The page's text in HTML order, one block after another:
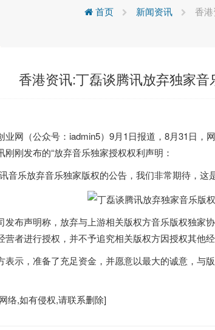
首页 新闻资讯 香
香港资讯:丁磊谈腾讯放弃独家
业网（公众号：iadmin5）9月1日报道，8月31日
刚刚发布的“放弃音乐独家授权权利声明：
音乐放弃音乐独家版权的公告，我们非常期待，
发布声明称，放弃与上游相关版权方音乐版权独家
营者进行授权，并不予追究相关版权方因授权其他
表示，准备了充足资金，并愿意以最大的诚意，与
络,如有侵权,请联系删除]